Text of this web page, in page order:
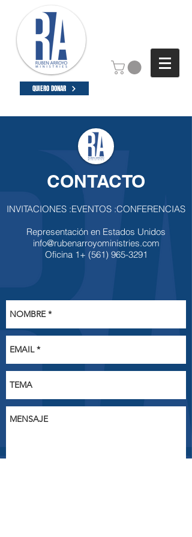
QUIERO DONAR
CONTACTO
INVITACIONES :EVENTOS :CONFERENCIAS
Representación en Estados Unidos
info@rubenarroyoministries.com
Oficina 1+ (561) 965-3291